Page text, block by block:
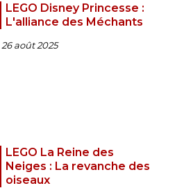
LEGO Disney Princesse :
L'alliance des Méchants
26 août 2025
LEGO La Reine des
Neiges : La revanche des
oiseaux